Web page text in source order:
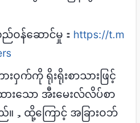
ဝန်ဆောင်မှု： https://t.m
ဝှက်ကို ရိုးရိုးစာသားဖြင့်
းသော အီးမေးလ်လိပ်စာ
，ထို့ကြောင့် အခြားဝဘ်